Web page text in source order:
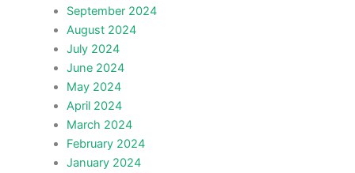
September 2024
August 2024
July 2024
June 2024
May 2024
April 2024
March 2024
February 2024
January 2024